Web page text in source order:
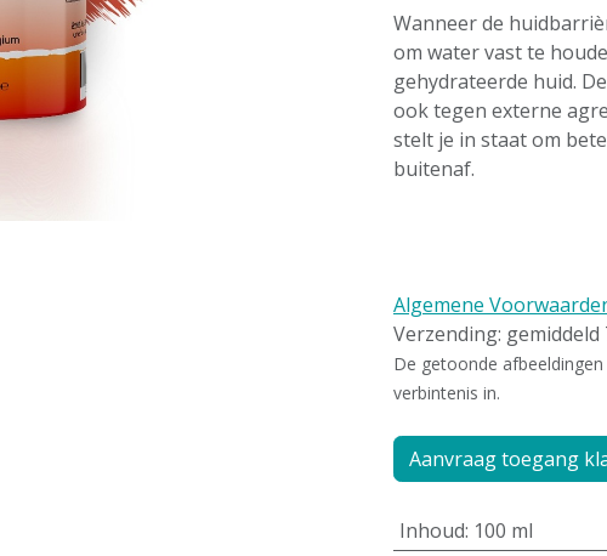
Wanneer de
om water vast te
gehydrateerde huid.
ook tegen externe
stelt je in staat om
buitenaf.
Algemene
Verzending:
De getoonde
verbintenis in.
Aanvraag toegang
Inhoud: 100 ml